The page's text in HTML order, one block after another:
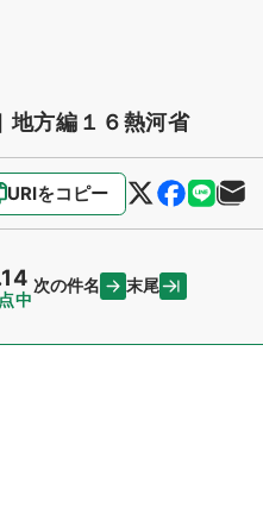
地方編１６熱河省
URIをコピー
中
次の件名 末尾